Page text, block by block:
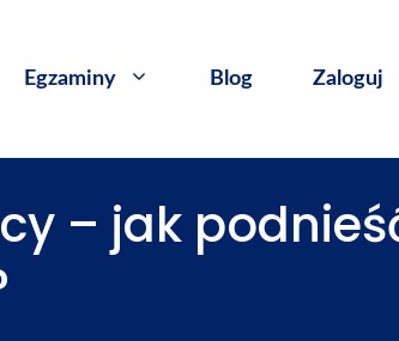
​Egzaminy Blog Zaloguj
– jak